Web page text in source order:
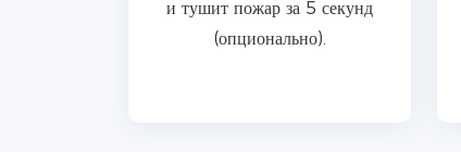
и тушит пожар за 5 секунд
(опционально).